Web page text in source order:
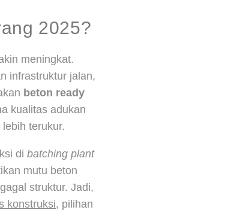
2025?
meningkat.
infrastruktur jalan,
beton ready
kualitas adukan
terukur.
di batching plant
mutu beton
struktur. Jadi,
konstruksi, pilihan